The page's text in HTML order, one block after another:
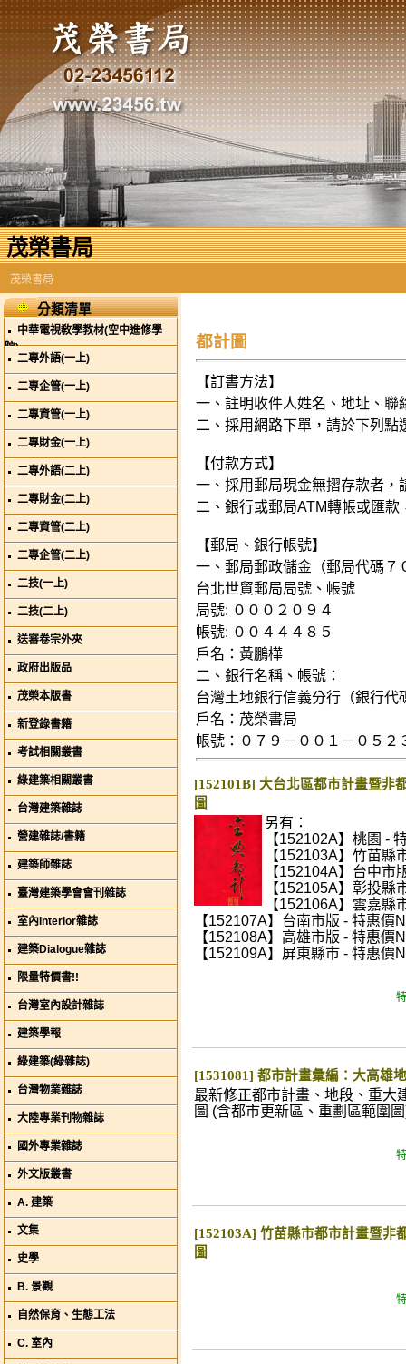
茂榮書局
茂榮書局
分類清單
中華電視敎學教材(空中進修學
院)
二專外語(一上)
二專企管(一上)
二專資管(一上)
二專財金(一上)
二專外語(二上)
二專財金(二上)
二專資管(二上)
二專企管(二上)
二技(一上)
二技(二上)
送審卷宗外夾
政府出版品
茂榮本版書
新登錄書籍
考試相關叢書
綠建築相關叢書
台灣建築雜誌
營建雜誌/書籍
建築師雜誌
臺灣建築學會會刊雜誌
室內interior雜誌
建築Dialogue雜誌
限量特價書!!
台灣室內設計雜誌
建築學報
綠建築(綠雜誌)
台灣物業雜誌
大陸專業刊物雜誌
國外專業雜誌
外文版叢書
A. 建築
文集
史學
B. 景觀
自然保育、生態工法
C. 室內
都計圖
【訂書方法】
一、註明收件人姓名、地址、
二、採用網路下單，請於下列點
【付款方式】
一、採用郵局現金無摺存款者，
二、銀行或郵局ATM轉帳或匯
【郵局、銀行帳號】
一、郵局郵政儲金（郵局代碼７
台北世貿郵局局號、帳號
局號: ０００２０９４
帳號: ００４４４８５
戶名：黃鵬樺
二、銀行名稱、帳號：
台灣土地銀行信義分行（銀行代
戶名：茂榮書局
帳號：０７９－００１－０５２
[152101B] 大台北區都市計畫暨非
圖
另有：
【152102A】桃園 -
【152103A】竹苗縣
【152104A】台中市
【152105A】彰投縣
【152106A】雲嘉縣
【152107A】台南市版 - 特惠價
【152108A】高雄市版 - 特惠價
【152109A】屏東縣市 - 特惠價
[1531081] 都市計畫彙編：大高雄
最新修正都市計畫、地段、重大
圖 (含都市更新區、重劃區範圍
[152103A] 竹苗縣市都市計畫暨非
圖